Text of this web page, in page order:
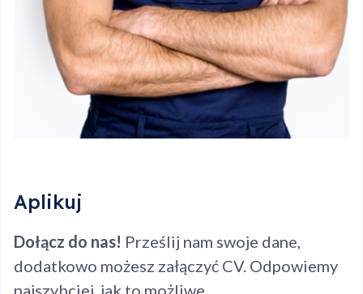
Aplikuj
Dołącz do nas! Prześlij nam swoje dane,
dodatkowo możesz załączyć CV. Odpowiemy
najszybciej, jak to możliwe.